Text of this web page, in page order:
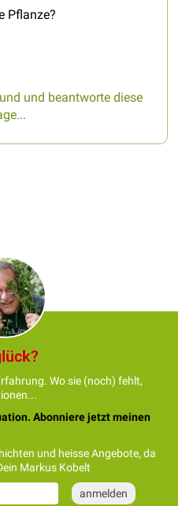
Pflanze?
und beantworte diese
Wo sie (noch) fehlt,
Abonniere jetzt meinen
und heisse Angebote, da
Markus Kobelt